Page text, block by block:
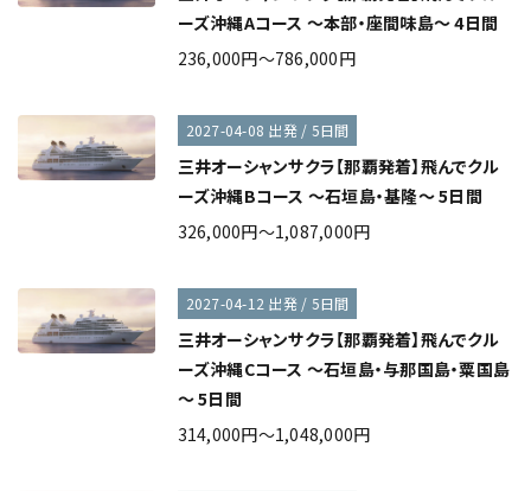
ーズ沖縄Aコース ～本部・座間味島～ 4日間
236,000円～786,000円
2027-04-08 出発 / 5日間
三井オーシャンサクラ【那覇発着】飛んでクル
ーズ沖縄Bコース ～石垣島・基隆～ 5日間
326,000円～1,087,000円
2027-04-12 出発 / 5日間
三井オーシャンサクラ【那覇発着】飛んでクル
ーズ沖縄Cコース ～石垣島・与那国島・粟国島
～ 5日間
314,000円～1,048,000円